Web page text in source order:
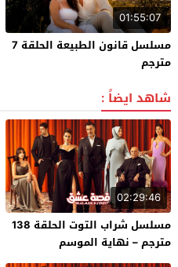
01:55:07
مسلسل قانون الطبيعة الحلقة 7
مترجم
شاهد ايضاً :
02:29:46
مسلسل شراب التوت الحلقة 138
مترجم – نهاية الموسم